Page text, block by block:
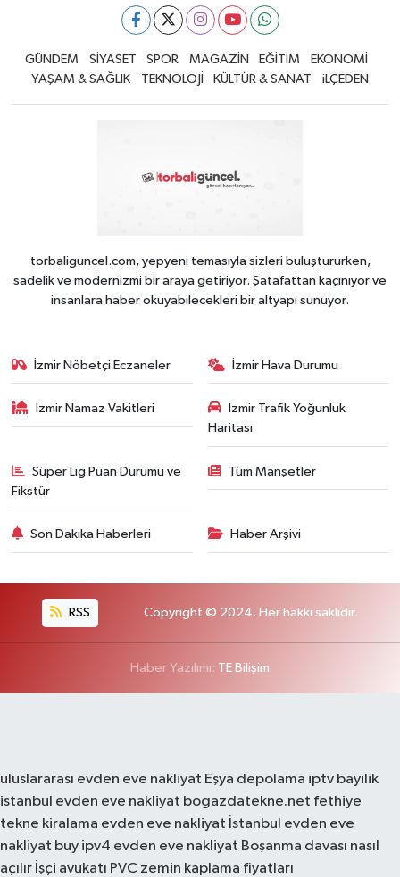
GÜNDEM SİYASET SPOR MAGAZİN EĞİTİM
EKONOMİ
YAŞAM & SAĞLIK
TEKNOLOJİ KÜLTÜR & SANAT iLÇEDEN
torbaliguncel.com, yepyeni temasıyla sizleri buluştururken,
sadelik ve modernizmi bir araya getiriyor. Şatafattan kaçınıyor ve
insanlara haber okuyabilecekleri bir altyapı sunuyor.
İzmir Nöbetçi Eczaneler İzmir Hava Durumu
İzmir Namaz Vakitleri
İzmir Trafik Yoğunluk
Haritası
Süper Lig Puan Durumu ve
Fikstür
Tüm Manşetler
Son Dakika Haberleri Haber Arşivi
RSS Copyright © 2024. Her hakkı saklıdır.
Haber Yazılımı: TE Bilişim
uluslararası evden eve nakliyat Eşya depolama iptv bayilik
istanbul evden eve nakliyat bogazdatekne.net fethiye
tekne kiralama evden eve nakliyat İstanbul evden eve
nakliyat buy ipv4 evden eve nakliyat Boşanma davası nasıl
açılır İşçi avukatı PVC zemin kaplama fiyatları